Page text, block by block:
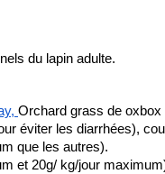
du lapin adulte.
Orchard grass de oxbox
éviter les diarrhées),
que les autres).
et 20g/ kg/jour